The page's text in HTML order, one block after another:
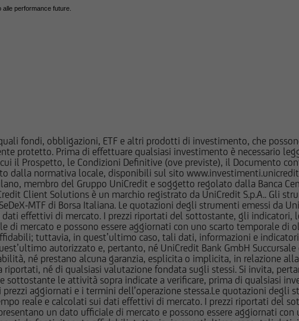
performance future.
fondi, obbligazioni, ETF e altri prodotti di investimento, che
protetto. Prima di effettuare qualsiasi investimento è necessario
il Prospetto, le Condizioni Definitive (ove previste), il Documento
dalla normativa locale, disponibili sul sito
membro del Gruppo UniCredit e soggetto regolato dalla Banca
Client Solutions è un marchio registrato da UniCredit S.p.A.. Gli
MTF di Borsa Italiana. Le quotazioni degli strumenti emessi da
effettivi di mercato. I prezzi riportati del sottostante, gli
di mercato e possono essere aggiornati con uno scarto temporale
tuttavia, in quest’ultimo caso, tali dati, informazioni e
autorizzato e, pertanto, né UniCredit Bank GmbH
né prestano alcuna garanzia, esplicita o implicita, in relazione
né di qualsiasi valutazione fondata sugli stessi. Si invita,
sottostante le attività sopra indicate a verificare, prima di qualsiasi
aggiornati e i termini dell’operazione stessa.Le quotazioni degli
reale e calcolati sui dati effettivi di mercato. I prezzi riportati del
un dato ufficiale di mercato e possono essere aggiornati
non adeguato per l'utente; prima di effettuare qualsiasi operazione,
qualsiasi investimento in uno strumento oggetto di un'offerta al
leggere attentamente il prospetto informativo di riferimento,
sul Sito, ivi comprese quelle sui rischi, sul trattamento fiscale
strumenti finanziari cui si riferiscono le informazioni pubblicate sul
integrate con quelle contenute nei suddetti documenti.
non è in nessun caso responsabile delle decisioni di
dall'utente sulla base delle informazioni e documenti pubblicati sul
- Succursale di Milano e le società del Gruppo Bancario UniCredit
rispetto agli emittenti ed agli strumenti finanziari cui si
sul Sito; le stesse potrebbero di volta in volta comprare,
di qualunque delle società menzionate nel Sito o delle società ad
posizioni "lunghe" o "corte" in tali strumenti finanziari o essere
altresì aver fornito/fornire a tali società servizi bancari e
gli strumenti emessi o collocati da UniCredit Bank GmbH -